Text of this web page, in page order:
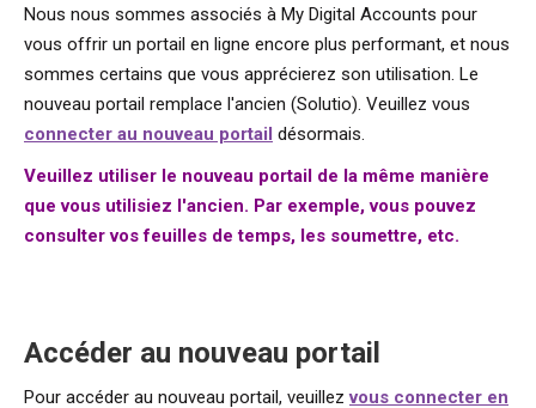
Nous nous sommes associés à My Digital Accounts pour
vous offrir un portail en ligne encore plus performant, et nous
sommes certains que vous apprécierez son utilisation. Le
nouveau portail remplace l'ancien (Solutio). Veuillez vous
connecter au nouveau portail désormais.
Veuillez utiliser le nouveau portail de la même manière
que vous utilisiez l'ancien. Par exemple, vous pouvez
consulter vos feuilles de temps, les soumettre, etc.
Accéder au nouveau portail
Pour accéder au nouveau portail, veuillezvous connecter en